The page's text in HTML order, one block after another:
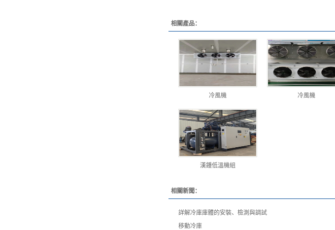
相關產品：
冷風機 冷風機
漢鍾低溫機組
相關新聞：
詳解冷庫庫體的安裝、檢測與調試
移動冷庫